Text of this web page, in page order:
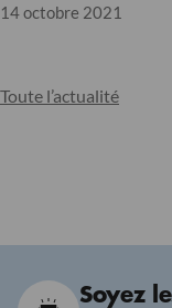
Toute l’actualité
14 octobre 2021
Soyez